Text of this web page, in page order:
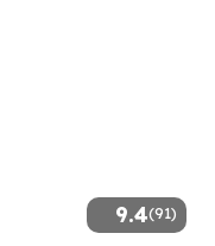
9.4(91)